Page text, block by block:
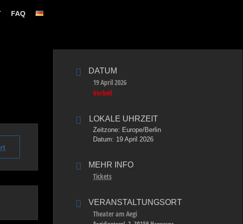
FAQ
DATUM
19 April 2026
Vorbei!
LOKALE UHRZEIT
Zeitzone: Europe/Berlin
Datum: 19 April 2026
MEHR INFO
Tickets
VERANSTALTUNGSORT
Theater am Aegi